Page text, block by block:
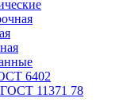
6402
11371 78